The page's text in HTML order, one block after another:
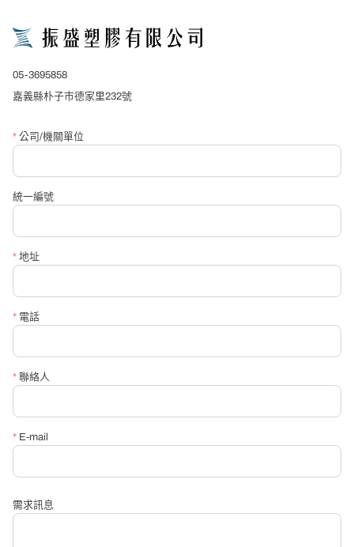
*公司/單位名稱
*請必填詢問內容
05-3695858
嘉義縣朴子市德家里232號
* 公司/機關單位
統一編號
* 地址
* 電話
* 聯絡人
* E-mail
需求訊息